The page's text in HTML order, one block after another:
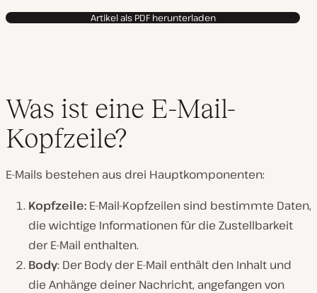
Artikel als PDF herunterladen
Was ist eine E-Mail-
Kopfzeile?
E-Mails bestehen aus drei Hauptkomponenten:
Kopfzeile: E-Mail-Kopfzeilen sind bestimmte Daten,
die wichtige Informationen für die Zustellbarkeit
der E-Mail enthalten.
Body: Der Body der E-Mail enthält den Inhalt und
die Anhänge deiner Nachricht, angefangen von